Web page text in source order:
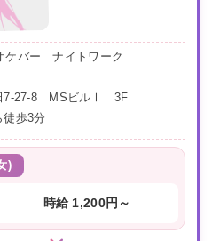
ケバー ナイトワーク
7-27-8 MSビルⅠ 3F
徒歩3分
)
時給 1,200円～